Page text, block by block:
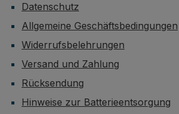
Datenschutz
Allgemeine Geschäftsbedingungen
Widerrufsbelehrungen
Versand und Zahlung
Rücksendung
Hinweise zur Batterieentsorgung